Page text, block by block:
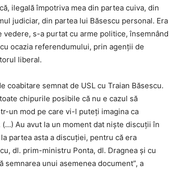
ilegală împotriva mea din partea cuiva, din
judiciar, din partea lui Băsescu personal. Era
s-a purtat cu arme politice, însemnând
ocazia referendumului, prin agenții de
liberal.
coabitare semnat de USL cu Traian Băsescu.
chipurile posibile că nu e cazul să
un mod pe care vi-l puteți imagina ca
Au avut la un moment dat niște discuții în
partea asta a discuției, pentru că era
dl. prim-ministru Ponta, dl. Dragnea și cu
unui asemenea document”, a